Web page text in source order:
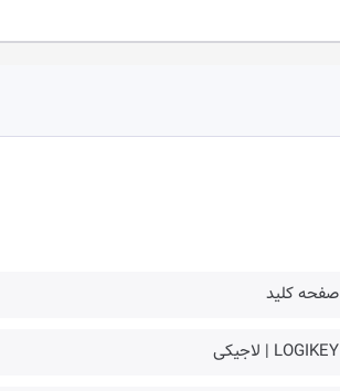
صفحه کلید
LOGIKEY | لاجیکی